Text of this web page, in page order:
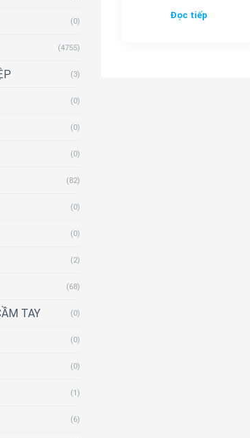
(0)
(4755)
(3)
(0)
(0)
(0)
(82)
(0)
(0)
(2)
(68)
TAY (0)
(0)
(0)
(1)
(6)
Đọc tiếp